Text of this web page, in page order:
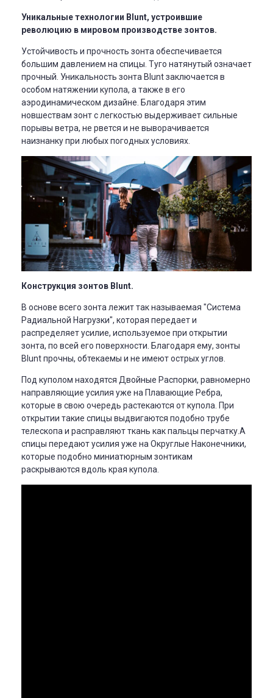
Уникальные технологии Blunt, устроившие
революцию в мировом производстве зонтов.
Устойчивость и прочность зонта обеспечивается
большим давлением на спицы. Туго натянутый означает
прочный. Уникальность зонта Blunt заключается в
особом натяжении купола, а также в его
аэродинамическом дизайне. Благодаря этим
новшествам зонт с легкостью выдерживает сильные
порывы ветра, не рвется и не выворачивается
наизнанку при любых погодных условиях.
Конструкция зонтов Blunt.
В основе всего зонта лежит так называемая "Система
Радиальной Нагрузки", которая передает и
распределяет усилие, используемое при открытии
зонта, по всей его поверхности. Благодаря ему, зонты
Blunt прочны, обтекаемы и не имеют острых углов.
Под куполом находятся Двойные Распорки, равномерно
направляющие усилия уже на Плавающие Ребра,
которые в свою очередь растекаются от купола. При
открытии такие спицы выдвигаются подобно трубе
телескопа и расправляют ткань как пальцы перчатку.А
спицы передают усилия уже на Округлые Наконечники,
которые подобно миниатюрным зонтикам
раскрываются вдоль края купола.